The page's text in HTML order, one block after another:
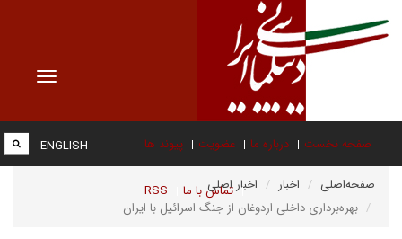
Toggle
صفحه نخست درباره ما عضویت پیوند ها
تماس با ما RSS
ENGLISH
صفحه‌اصلی اخبار
اخبار اصلی
بهره‌برداری داخلی اردوغان از جنگ اسرائیل با ایران